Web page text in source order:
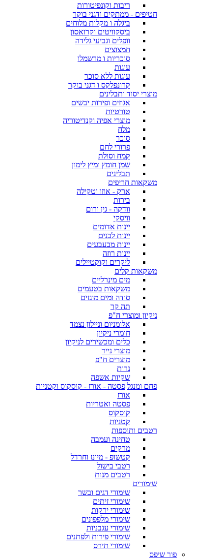
ריבות וקונפיטורות
חטיפים - ממתקים ודגני בוקר
ביגלה ו מקלות מלוחים
ביסקוויטים וקרואסון
וופלים וגביעי גלידה
חמצוצים
סוכריות ו מרשמלו
עוגות
עוגות ללא סוכר
קרונפלקס ו דגני בוקר
מוצרי יסוד ותבלינים
אגוזים ופירות יבשים
טורטיות
מוצרי אפיה וקנדיטוריה
מלח
סוכר
פרורי לחם
קמח וסולת
שמן חומץ ומיץ לימון
תבלינים
משקאות חריפים
ארק - אוזו וטקילה
בירות
וודקה - גין ורום
וויסקי
יינות אדומים
יינות לבנים
יינות מבעבעים
יינות רוזה
ליקרים וקוקטיילים
משקאות קלים
מים מינרליים
משקאות בטעמים
סודה ומים מוגזים
תה קר
ניקיון ומוצרי ח"פ
אלומניום וניילון נצמד
חומרי ניקיון
כלים ומכשירים לניקיון
מוצרי נייר
מוצרים ח"פ
נרות
שקיות אשפה
פחם ומנגל פסטה - אורז - קוסקוס וקטניות
אורז
פסטה ואטריות
קוסקוס
קטניות
רטבים ותוספות
טחינה ועמבה
מרקים
קטשופ - מיונז וחרדל
רטבי בישול
רטבים מנות
שימורים
שימורי דגים ובשר
שימורי זיתים
שימורי ירקות
שימורי מלפפונים
שימורי עגבניות
שימורי פירות ולפתנים
שימורי תירס
פור שיפס